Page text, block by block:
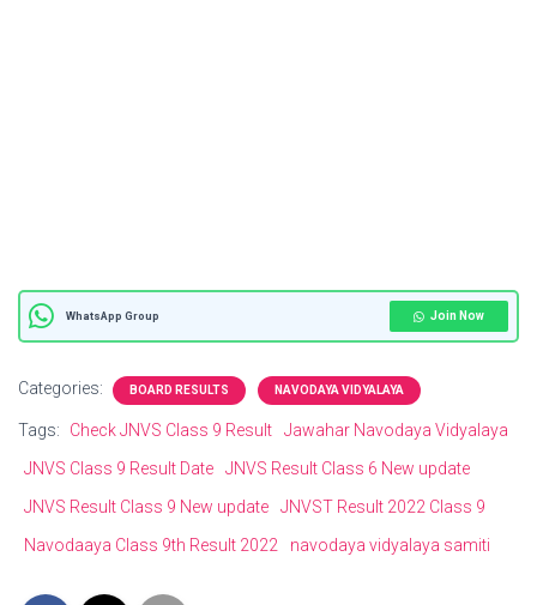
WhatsApp Group Join Now
Categories: BOARD RESULTS NAVODAYA VIDYALAYA
Tags: Check JNVS Class 9 Result
Jawahar Navodaya Vidyalaya
JNVS Class 9 Result Date
JNVS Result Class 6 New update
JNVS Result Class 9 New update
JNVST Result 2022 Class 9
Navodaaya Class 9th Result 2022
navodaya vidyalaya samiti